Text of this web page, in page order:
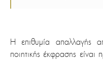
Η επιθυμία απαλλαγής
ποιητικής έκφρασης